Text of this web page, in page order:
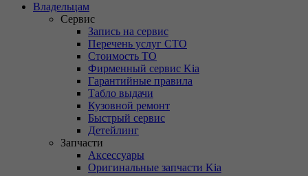
Владельцам
Сервис
Запись на сервис
Перечень услуг СТО
Стоимость ТО
Фирменный сервис Kia
Гарантийные правила
Табло выдачи
Кузовной ремонт
Быстрый сервис
Детейлинг
Запчасти
Аксессуары
Оригинальные запчасти Kia